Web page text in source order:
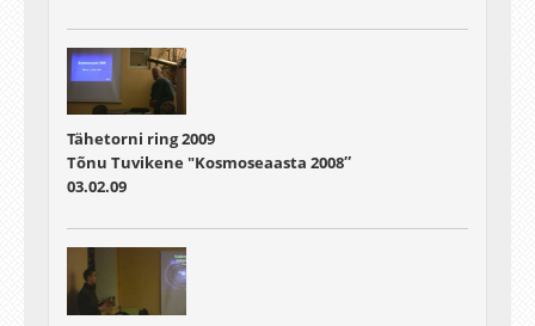
Tähetorni ring 2009
Tõnu Tuvikene "Kosmoseaasta 2008″
03.02.09